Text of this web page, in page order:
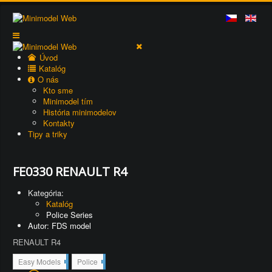
Úvod
Katalóg
O nás
Kto sme
Minimodel tím
História minimodelov
Kontakty
Tipy a triky
FE0330 RENAULT R4
Kategória:
Katalóg
Police Series
Autor: FDS model
RENAULT R4
Easy Models Police